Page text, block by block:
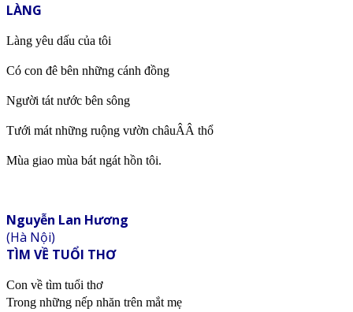
LÀNG
Làng yêu dấu của tôi
Có con đê bên những cánh đồng
Người tát nước bên sông
Tưới mát những ruộng vườn châuÂÂ thổ
Mùa giao mùa bát ngát hồn tôi.
Nguyễn Lan Hương
(Hà Nội)
TÌM VỀ TUỔI THƠ
Con về tìm tuổi thơ
Trong những nếp nhăn trên mắt mẹ